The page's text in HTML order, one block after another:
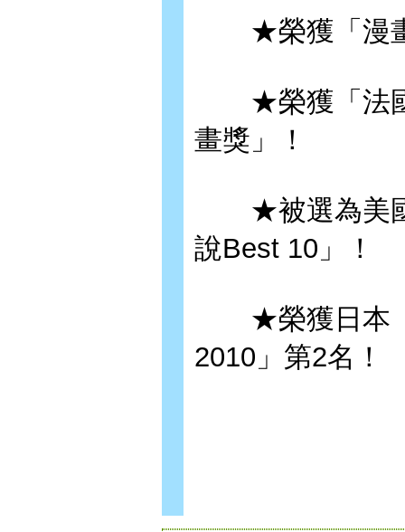
★榮獲「漫畫
★榮獲「法國
畫獎」！
★被選為美國
說Best 10」！
★榮獲日本「
2010」第2名！